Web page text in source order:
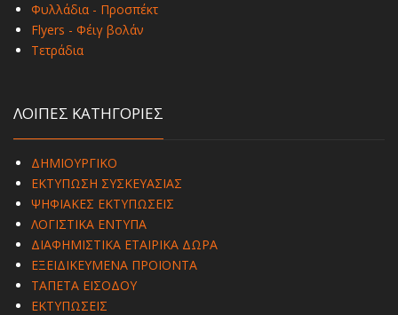
Φυλλάδια - Προσπέκτ
Flyers - Φέιγ βολάν
Τετράδια
ΛΟΙΠΕΣ ΚΑΤΗΓΟΡΙΕΣ
ΔΗΜΙΟΥΡΓΙΚΟ
ΕΚΤΥΠΩΣΗ ΣΥΣΚΕΥΑΣΙΑΣ
ΨΗΦΙΑΚΕΣ ΕΚΤΥΠΩΣΕΙΣ
ΛΟΓΙΣΤΙΚΑ ΕΝΤΥΠΑ
ΔΙΑΦΗΜΙΣΤΙΚΑ ΕΤΑΙΡΙΚΑ ΔΩΡΑ
ΕΞΕΙΔΙΚΕΥΜΕΝΑ ΠΡΟΪΟΝΤΑ
ΤΑΠΕΤΑ ΕΙΣΟΔΟΥ
ΕΚΤΥΠΩΣΕΙΣ